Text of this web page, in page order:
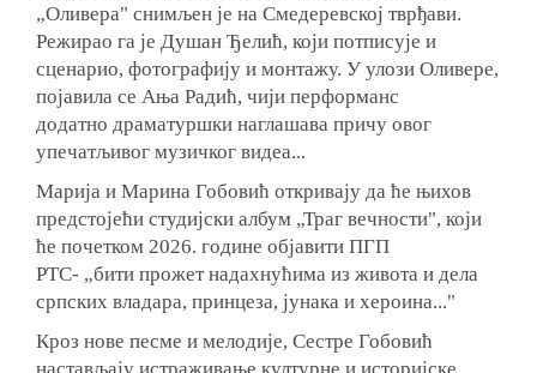
„Оливера" снимљен је на Смедеревској тврђави.
Режирао га је Душан Ђелић, који потписује и
сценарио, фотографију и монтажу. У улози Оливере,
појавила се Ања Радић, чији перформанс
додатно драматуршки наглашава причу овог
упечатљивог музичког видеа...
Марија и Марина Гобовић откривају да ће њихов
предстојећи студијски албум „Траг вечности", који
ће почетком 2026. године објавити ПГП
РТС- „бити прожет надахнућима из живота и дела
српских владара, принцеза, јунака и хероина..."
Кроз нове песме и мелодије, Сестре Гобовић